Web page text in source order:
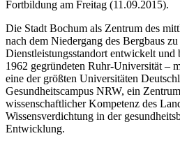
Fortbildung am Freitag (11.09.2015).
Die Stadt Bochum als Zentrum des
nach dem Niedergang des Bergbaus
Dienstleistungsstandort entwickelt und
1962 gegründeten Ruhr-Universität –
eine der größten Universitäten
Gesundheitscampus NRW, ein
wissenschaftlicher Kompetenz des
Wissensverdichtung in der
Entwicklung.